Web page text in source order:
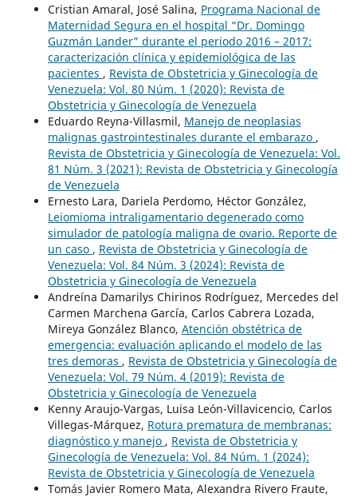
Cristian Amaral, José Salina, Programa Nacional de
Maternidad Segura en el hospital “Dr. Domingo
Guzmán Lander” durante el periodo 2016 – 2017:
caracterización clínica y epidemiológica de las
pacientes , Revista de Obstetricia y Ginecología de
Venezuela: Vol. 80 Núm. 1 (2020): Revista de
Obstetricia y Ginecología de Venezuela
Eduardo Reyna-Villasmil, Manejo de neoplasias
malignas gastrointestinales durante el embarazo ,
Revista de Obstetricia y Ginecología de Venezuela: Vol.
81 Núm. 3 (2021): Revista de Obstetricia y Ginecología
de Venezuela
Ernesto Lara, Dariela Perdomo, Héctor González,
Leiomioma intraligamentario degenerado como
simulador de patología maligna de ovario. Reporte de
un caso , Revista de Obstetricia y Ginecología de
Venezuela: Vol. 84 Núm. 3 (2024): Revista de
Obstetricia y Ginecología de Venezuela
Andreína Damarilys Chirinos Rodríguez, Mercedes del
Carmen Marchena García, Carlos Cabrera Lozada,
Mireya González Blanco, Atención obstétrica de
emergencia: evaluación aplicando el modelo de las
tres demoras , Revista de Obstetricia y Ginecología de
Venezuela: Vol. 79 Núm. 4 (2019): Revista de
Obstetricia y Ginecología de Venezuela
Kenny Araujo-Vargas, Luisa León-Villavicencio, Carlos
Villegas-Márquez, Rotura prematura de membranas:
diagnóstico y manejo , Revista de Obstetricia y
Ginecología de Venezuela: Vol. 84 Núm. 1 (2024):
Revista de Obstetricia y Ginecología de Venezuela
Tomás Javier Romero Mata, Alexandra Rivero Fraute,